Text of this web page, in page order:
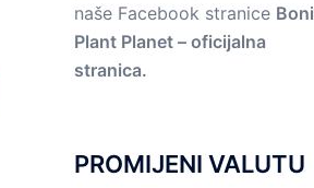
naše Facebook stranice Boni
Plant Planet – oficijalna
stranica.
PROMIJENI VALUTU